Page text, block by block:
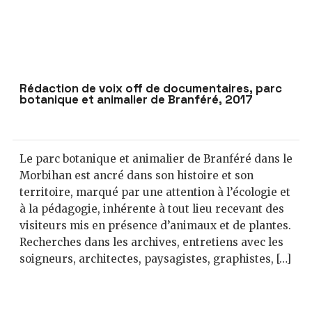
Rédaction de voix off de documentaires, parc
botanique et animalier de Branféré, 2017
Le parc botanique et animalier de Branféré dans le
Morbihan est ancré dans son histoire et son
territoire, marqué par une attention à l’écologie et
à la pédagogie, inhérente à tout lieu recevant des
visiteurs mis en présence d’animaux et de plantes.
Recherches dans les archives, entretiens avec les
soigneurs, architectes, paysagistes, graphistes, […]